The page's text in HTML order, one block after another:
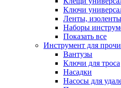
Ключи
Ленты, изоленты
Наборы
Показать все
Инструмент для
Вантузы
Ключи для троса
Насадки
Насосы для